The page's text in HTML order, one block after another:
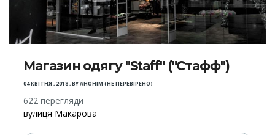
Магазин одягу "Staff" ("Стафф")
04 КВІТНЯ , 2018,BYАНОНІМ (НЕ ПЕРЕВІРЕНО)
622 перегляди
вулиця Макарова